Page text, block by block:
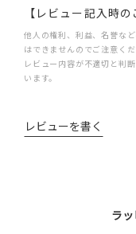
【レビュー記入時の
他人の権利、利益、名誉な
はできませんのでご注意くだ
レビュー内容が不適切と判
います。
レビューを書く
ラ